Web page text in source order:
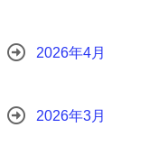
2026年4月
2026年3月